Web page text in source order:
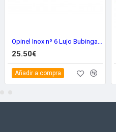
25.50€
Añadir a compra